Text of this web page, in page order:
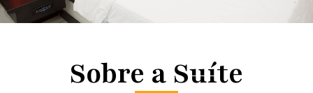
Sobre a Suíte